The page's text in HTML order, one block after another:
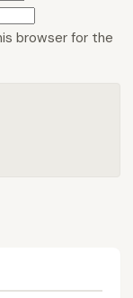
browser for the